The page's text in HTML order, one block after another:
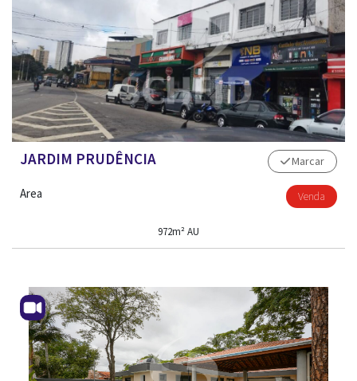
JARDIM PRUDÊNCIA
Area
Marcar
Venda
972m² AU